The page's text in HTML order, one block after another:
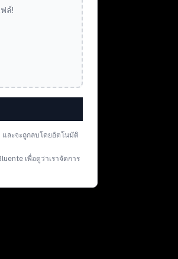
ล์!
ละจะถูกลบโดยอัตโนมัติ
เพื่อดูว่าเราจัดการ